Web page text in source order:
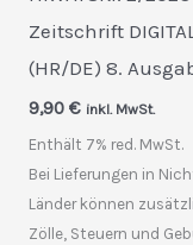
Zeitschrift
(HR/DE) 8.
9,90 € inkl. MwSt.
Enthält 7% red. MwSt.
Bei Lieferungen in
Länder können
Zölle, Steuern und